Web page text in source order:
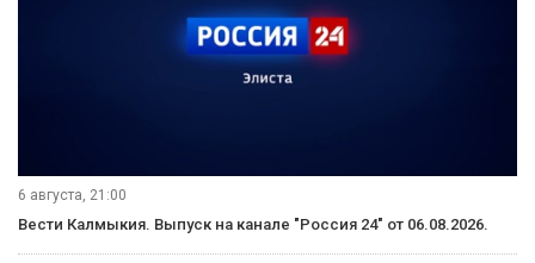
6 августа, 21:00
Вести Калмыкия. Выпуск на канале "Россия 24" от 06.08.2026.